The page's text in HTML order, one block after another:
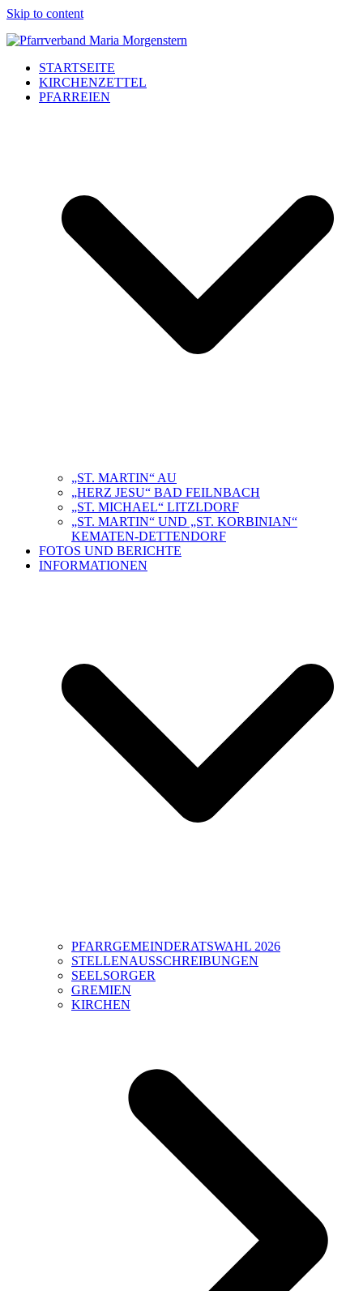
Skip to content
STARTSEITE
KIRCHENZETTEL
PFARREIEN
„ST. MARTIN“ AU
„HERZ JESU“ BAD FEILNBACH
„ST. MICHAEL“ LITZLDORF
„ST. MARTIN“ UND „ST. KORBINIAN“
KEMATEN-DETTENDORF
FOTOS UND BERICHTE
INFORMATIONEN
PFARRGEMEINDERATSWAHL 2026
STELLENAUSSCHREIBUNGEN
SEELSORGER
GREMIEN
KIRCHEN